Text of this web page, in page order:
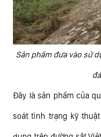
Sản phẩm đưa vào sử
Đây là sản phẩm của
soát tình trạng kỹ